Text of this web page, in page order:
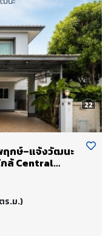
22
ฤกษ์–แจ้งวัฒนะ
กล้ Central
ราคา 5.09
ร.ม.)